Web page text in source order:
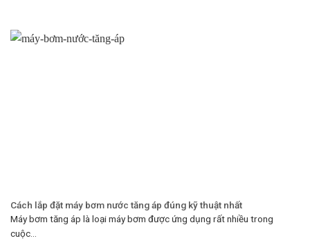
Cách lắp đặt máy bơm nước tăng áp đúng kỹ thuật nhất
Máy bơm tăng áp là loại máy bơm được ứng dụng rất nhiều trong
cuộc...